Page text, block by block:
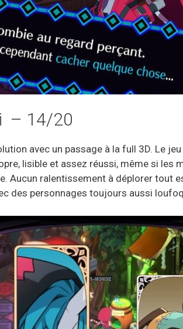
– 14/20
avec un passage à la full 3D. Le
lisible et assez réussi, même si les
Aucun ralentissement à déplorer tout
des personnages toujours aussi